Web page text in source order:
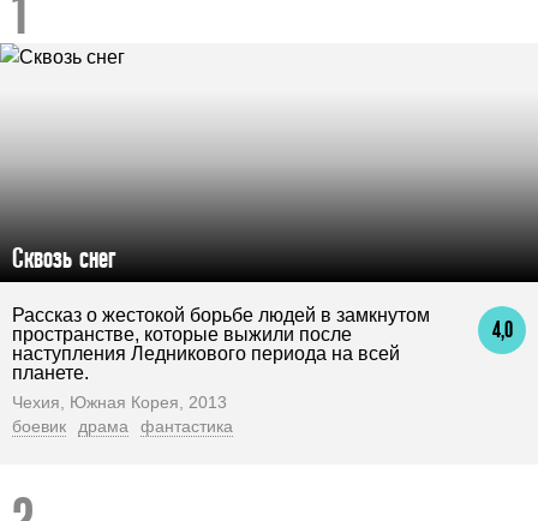
Сквозь снег
4,0
Рассказ о жестокой борьбе людей в замкнутом
пространстве, которые выжили после
наступления Ледникового периода на всей
планете.
Чехия, Южная Корея, 2013
боевик
драма фантастика